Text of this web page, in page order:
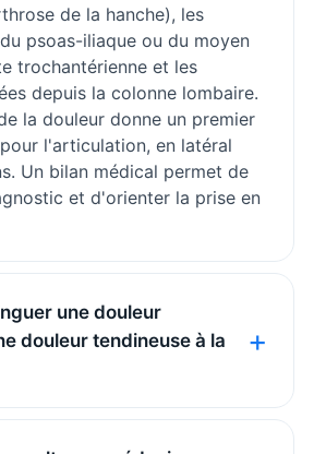
de la hanche), les
psoas-iliaque ou du moyen
trochantérienne et les
depuis la colonne lombaire.
la douleur donne un premier
l'articulation, en latéral
Un bilan médical permet de
et d'orienter la prise en
une douleur
douleur tendineuse à la